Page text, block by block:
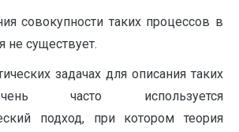
совокупности таких процессов в
не существует.
задачах для описания таких
часто используется
подход, при котором теория